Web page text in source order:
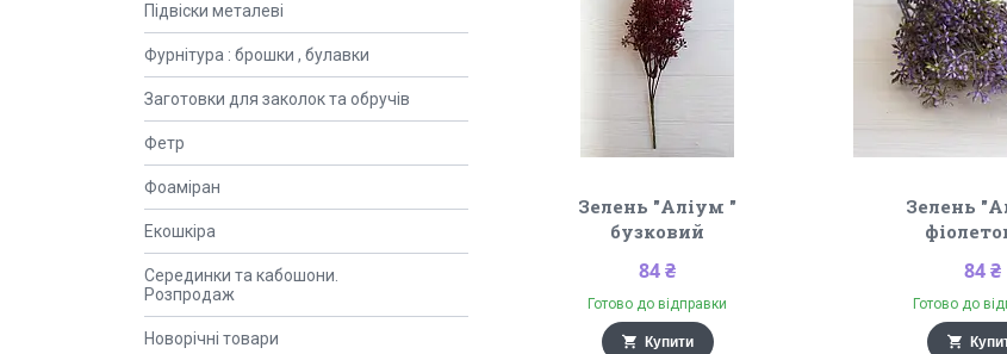
Зелень "Аліум "
бузковий
84 ₴
Готово до відправки
Купити
Зелень
84 ₴
Готово до
Підвіски металеві
Фурнітура : брошки , булавки
Заготовки для заколок та обручів
Фетр
Фоаміран
Екошкіра
Серединки та кабошони.
Розпродаж
Новорічні товари